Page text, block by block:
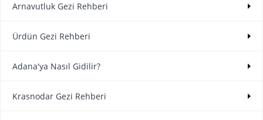
Arnavutluk Gezi Rehberi
Ürdün Gezi Rehberi
Adana'ya Nasıl Gidilir?
Krasnodar Gezi Rehberi